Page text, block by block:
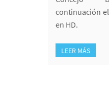
continuación
en HD.
LEER MÁS